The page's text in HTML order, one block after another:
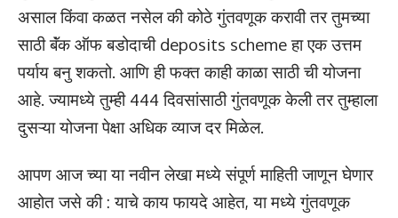
असाल किंवा कळत नसेल की कोठे गुंतवणूक करावी तर तुमच्या
साठी बॅंक ऑफ बडोदाची deposits scheme हा एक उत्तम
पर्याय बनु शकतो. आणि ही फक्त काही काळा साठी ची योजना
आहे. ज्यामध्ये तुम्ही 444 दिवसांसाठी गुंतवणूक केली तर तुम्हाला
दुसऱ्या योजना पेक्षा अधिक व्याज दर मिळेल.
आपण आज च्या या नवीन लेखा मध्ये संपूर्ण माहिती जाणून घेणार
आहोत जसे की : याचे काय फायदे आहेत, या मध्ये गुंतवणूक